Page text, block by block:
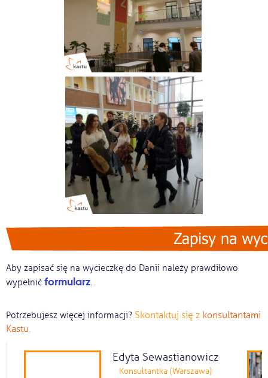
Aby zapisać się na wycieczkę do Danii należy prawdiłowo
wypełnić formularz.
Potrzebujesz więcej informacji? Skontaktuj się z konsultantami
Kastu.
Edyta Sewastianowicz
Konsultantka (Warszawa)